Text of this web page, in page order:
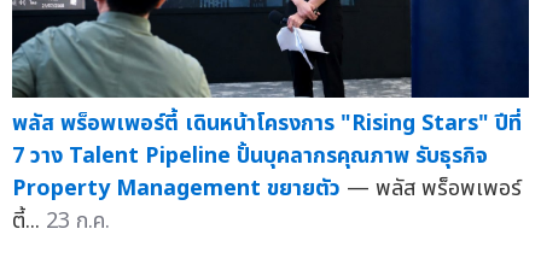
พลัส พร็อพเพอร์ตี้ เดินหน้าโครงการ "Rising Stars" ปีที่
7 วาง Talent Pipeline ปั้นบุคลากรคุณภาพ รับธุรกิจ
Property Management ขยายตัว — พลัส พร็อพเพอร์
ตี้... 23 ก.ค.